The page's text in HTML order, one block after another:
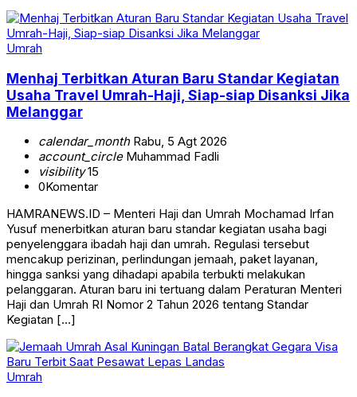
Umrah
Menhaj Terbitkan Aturan Baru Standar Kegiatan
Usaha Travel Umrah-Haji, Siap-siap Disanksi Jika
Melanggar
calendar_monthRabu, 5 Agt 2026
account_circleMuhammad Fadli
visibility15
0Komentar
HAMRANEWS.ID – Menteri Haji dan Umrah Mochamad Irfan
Yusuf menerbitkan aturan baru standar kegiatan usaha bagi
penyelenggara ibadah haji dan umrah. Regulasi tersebut
mencakup perizinan, perlindungan jemaah, paket layanan,
hingga sanksi yang dihadapi apabila terbukti melakukan
pelanggaran. Aturan baru ini tertuang dalam Peraturan Menteri
Haji dan Umrah RI Nomor 2 Tahun 2026 tentang Standar
Kegiatan […]
Umrah